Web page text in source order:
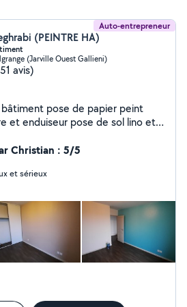
Auto-entrepreneur
(PEINTRE HA)
(Jarville Ouest Gallieni)
avis)
papier peint
et enduiseur pose de sol lino et
Christian : 5/5
et sérieux